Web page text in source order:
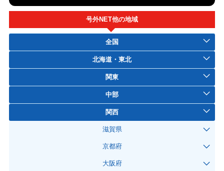
号外NET他の地域
全国
北海道・東北
関東
中部
関西
滋賀県
京都府
大阪府